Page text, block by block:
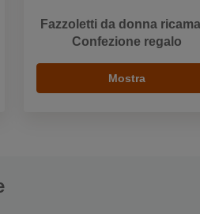
Fazzoletti da donna
Confezione regalo
Mostra